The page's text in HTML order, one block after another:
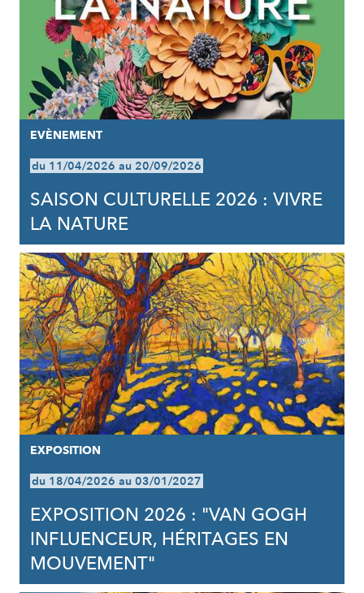
EVÈNEMENT
du 11/04/2026 au 20/09/2026
SAISON CULTURELLE 2026 : VIVRE
LA NATURE
EXPOSITION
du 18/04/2026 au 03/01/2027
EXPOSITION 2026 : "VAN GOGH
INFLUENCEUR, HÉRITAGES EN
MOUVEMENT"